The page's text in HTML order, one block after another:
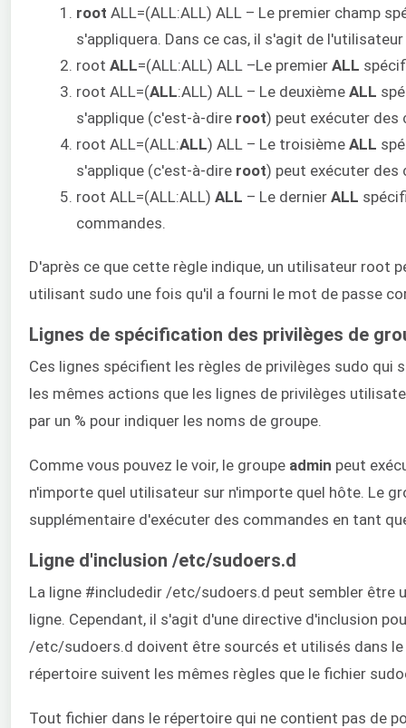
root ALL=(ALL:ALL) ALL – Le premier champ
s'appliquera. Dans ce cas, il s'agit de l'utilisateur
root ALL=(ALL:ALL) ALL –Le premier ALL
root ALL=(ALL:ALL) ALL – Le deuxième ALL
s'applique (c'est-à-dire root) peut exécuter
root ALL=(ALL:ALL) ALL – Le troisième ALL
s'applique (c'est-à-dire root) peut exécuter des
root ALL=(ALL:ALL) ALL – Le dernier ALL
commandes.
D'après ce que cette règle indique, un utilisateur root
utilisant sudo une fois qu'il a fourni le mot de passe
Lignes de spécification des privilèges de
Ces lignes spécifient les règles de privilèges sudo qui
les mêmes actions que les lignes de privilèges
par un % pour indiquer les noms de groupe.
Comme vous pouvez le voir, le groupe admin peut
n'importe quel utilisateur sur n'importe quel hôte. Le
supplémentaire d'exécuter des commandes en tant
Ligne d'inclusion /etc/sudoers.d
La ligne #includedir /etc/sudoers.d peut sembler être
ligne. Cependant, il s'agit d'une directive d'inclusion
/etc/sudoers.d doivent être sourcés et utilisés dans
répertoire suivent les mêmes règles que le fichier
Tout fichier dans le répertoire qui ne contient pas de